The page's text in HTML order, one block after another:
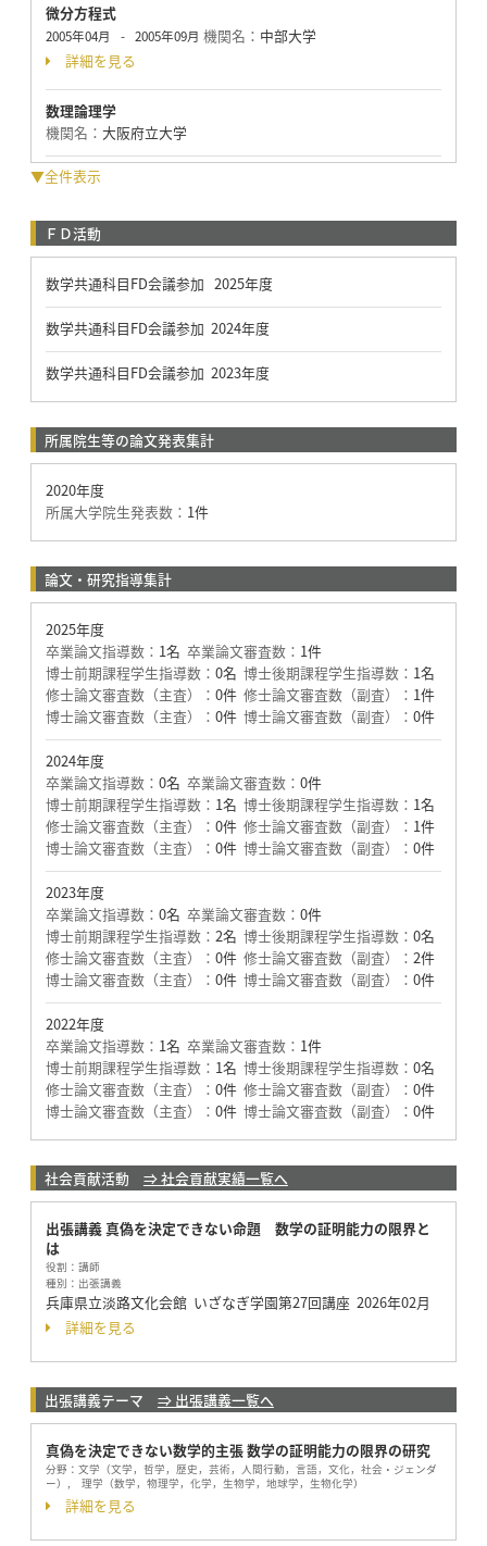
微分方程式
2005年04月 - 2005年09月 機関名： 中部大学
詳細を見る
数理論理学
機関名： 大阪府立大学
▼全件表示
ＦＤ活動
数学共通科目FD会議参加 2025年度
数学共通科目FD会議参加 2024年度
数学共通科目FD会議参加 2023年度
所属院生等の論文発表集計
2020年度
所属大学院生発表数： 1件
論文・研究指導集計
2025年度
卒業論文指導数： 1名 卒業論文審査数： 1件
博士前期課程学生指導数： 0名 博士後期課程学生指導数： 1名
修士論文審査数（主査）： 0件 修士論文審査数（副査）： 1件
博士論文審査数（主査）： 0件 博士論文審査数（副査）： 0件
2024年度
卒業論文指導数： 0名 卒業論文審査数： 0件
博士前期課程学生指導数： 1名 博士後期課程学生指導数： 1名
修士論文審査数（主査）： 0件 修士論文審査数（副査）： 1件
博士論文審査数（主査）： 0件 博士論文審査数（副査）： 0件
2023年度
卒業論文指導数： 0名 卒業論文審査数： 0件
博士前期課程学生指導数： 2名 博士後期課程学生指導数： 0名
修士論文審査数（主査）： 0件 修士論文審査数（副査）： 2件
博士論文審査数（主査）： 0件 博士論文審査数（副査）： 0件
2022年度
卒業論文指導数： 1名 卒業論文審査数： 1件
博士前期課程学生指導数： 1名 博士後期課程学生指導数： 0名
修士論文審査数（主査）： 0件 修士論文審査数（副査）： 0件
博士論文審査数（主査）： 0件 博士論文審査数（副査）： 0件
社会貢献活動 ⇒ 社会貢献実績一覧へ
出張講義 真偽を決定できない命題 数学の証明能力の限界と
は
役割： 講師
種別： 出張講義
兵庫県立淡路文化会館 いざなぎ学園第27回講座 2026年02月
詳細を見る
出張講義テーマ ⇒ 出張講義一覧へ
真偽を決定できない数学的主張 数学の証明能力の限界の研究
分野： 文学（文学，哲学，歴史，芸術，人間行動，言語，文化，社会・ジェンダ
ー）, 理学（数学，物理学，化学，生物学，地球学，生物化学）
詳細を見る